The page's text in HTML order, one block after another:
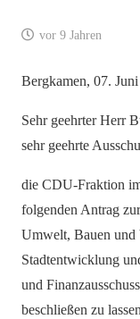
vor 9 Jahren
Bergkamen, 07.
Sehr geehrter Herr
sehr geehrte
die CDU-Fraktion
folgenden Antrag
Umwelt, Bauen und
Stadtentwicklung
und
beschließen zu